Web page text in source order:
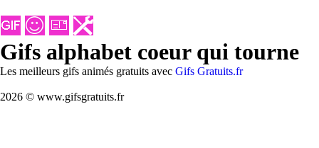
Gifs alphabet coeur qui tourne
Les meilleurs gifs animés gratuits avec Gifs Gratuits.fr
2026 © www.gifsgratuits.fr